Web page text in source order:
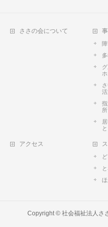
ささの会について
と
アクセス
Copyright © 社会福祉法人さ